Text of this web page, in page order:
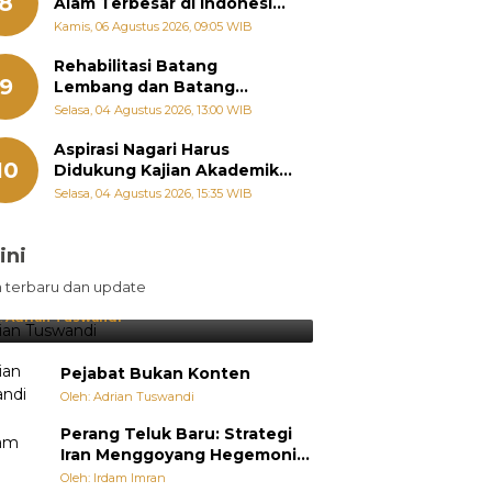
Groundbreaking September
Kamis, 06 Agustus 2026, 09:05 WIB
9
Rehabilitasi Batang
Lembang dan Batang
Gawan Segera Dimulai, Zigo
Berjalan
Selasa, 04 Agustus 2026, 13:00 WIB
Aspirasi Nagari Harus
Didukung Kajian Akademik,
Zigo Rolanda: Agar Mudah
Selasa, 04 Agustus 2026, 15:35 WIB
terbaru dan update
Lebih Diunggulkan, tetapi
Selalu Punya Cara Membuat
Adrian Tuswandi
Pejabat Bukan Konten
Oleh: Adrian Tuswandi
Perang Teluk Baru: Strategi
Iran Menggoyang Hegemoni
AS dari Dalam
Oleh: Irdam Imran